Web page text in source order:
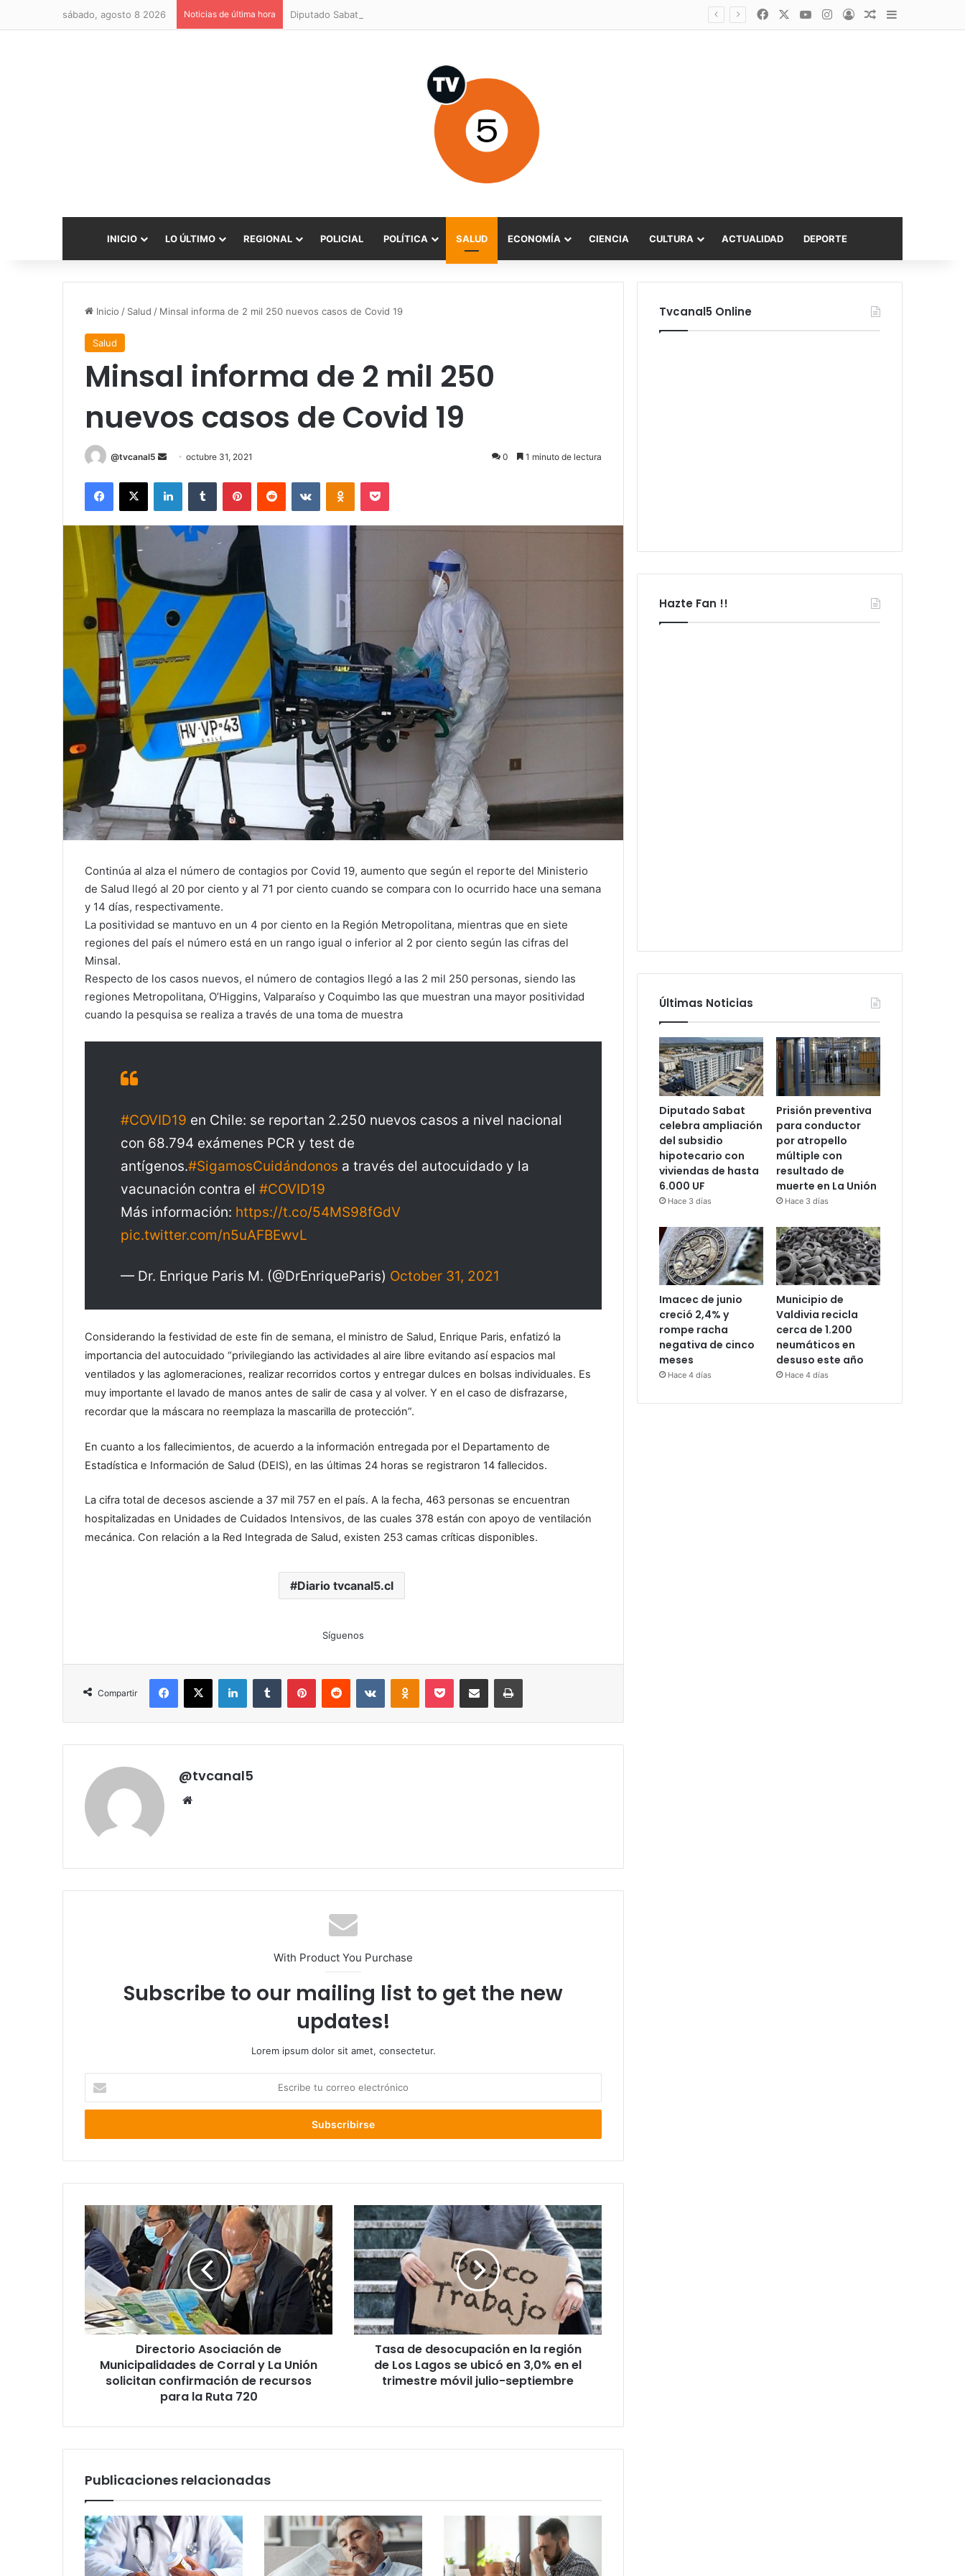
sábado, agosto 8 2026 Noticias de última hora FacebookYouTubeInstagram
AccesoPublicación al
Barra lateral
INICIO LO ÚLTIMO REGIONAL POLICIAL POLÍTICA SALUD ECONOMÍA CIENCIA CULTURA ACTUALIDAD DEPORTE
Inicio / Salud / Minsal informa de 2 mil 250 nuevos casos de Covid 19
Salud
Minsal informa de 2 mil 250
nuevos casos de Covid 19
@tvcanal5
Send
email
octubre 31, 2021 0 1 minuto de lectura
Facebook
X LinkedInTumblr PinterestReddit VKontakteOdnoklassniki
Pocket
Continúa al alza el número de contagios por Covid 19, aumento que según el reporte del Ministerio
de Salud llegó al 20 por ciento y al 71 por ciento cuando se compara con lo ocurrido hace una semana
y 14 días, respectivamente.
La positividad se mantuvo en un 4 por ciento en la Región Metropolitana, mientras que en siete
regiones del país el número está en un rango igual o inferior al 2 por ciento según las cifras del
Minsal.
Respecto de los casos nuevos, el número de contagios llegó a las 2 mil 250 personas, siendo las
regiones Metropolitana, O’Higgins, Valparaíso y Coquimbo las que muestran una mayor positividad
cuando la pesquisa se realiza a través de una toma de muestra
#COVID19 en Chile: se reportan 2.250 nuevos casos a nivel nacional
con 68.794 exámenes PCR y test de
antígenos.#SigamosCuidándonos a través del autocuidado y la
vacunación contra el #COVID19
Más información: https://t.co/54MS98fGdV
pic.twitter.com/n5uAFBEwvL
— Dr. Enrique Paris M. (@DrEnriqueParis) October 31, 2021
Considerando la festividad de este fin de semana, el ministro de Salud, Enrique Paris, enfatizó la
importancia del autocuidado “privilegiando las actividades al aire libre evitando así espacios mal
ventilados y las aglomeraciones, realizar recorridos cortos y entregar dulces en bolsas individuales. Es
muy importante el lavado de manos antes de salir de casa y al volver. Y en el caso de disfrazarse,
recordar que la máscara no reemplaza la mascarilla de protección”.
En cuanto a los fallecimientos, de acuerdo a la información entregada por el Departamento de
Estadística e Información de Salud (DEIS), en las últimas 24 horas se registraron 14 fallecidos.
La cifra total de decesos asciende a 37 mil 757 en el país. A la fecha, 463 personas se encuentran
hospitalizadas en Unidades de Cuidados Intensivos, de las cuales 378 están con apoyo de ventilación
mecánica. Con relación a la Red Integrada de Salud, existen 253 camas críticas disponibles.
Diario tvcanal5.cl
Síguenos
Compartir
Facebook
X LinkedInTumblr PinterestReddit VKontakteOdnoklassniki
Pocket Compartir por correo electrónicoImprimir
@tvcanal5
With Product You Purchase
Subscribe to our mailing list to get the new
updates!
Lorem ipsum dolor sit amet, consectetur.
correo
Directorio
Asociación
de
Municipalidades
de
Corral
La
Unión
confirmación
720
Directorio Asociación de
Municipalidades de Corral y La Unión
solicitan confirmación de recursos
para la Ruta 720
Tasa
de
desocupación
en
región
de
Los
Lagos
ubicó
móvil
Tasa de desocupación en la región
de Los Lagos se ubicó en 3,0% en el
trimestre móvil julio-septiembre
Publicaciones relacionadas
Tvcanal5 Online
Hazte Fan !!
Últimas Noticias
Diputado Sabat
celebra ampliación
del subsidio
hipotecario con
viviendas de hasta
6.000 UF
Hace 3 días
Prisión preventiva
para conductor
por atropello
múltiple con
resultado de
muerte en La Unión
Hace 3 días
Imacec de junio
creció 2,4% y
rompe racha
negativa de cinco
meses
Hace 4 días
Municipio de
Valdivia recicla
cerca de 1.200
neumáticos en
desuso este año
Hace 4 días